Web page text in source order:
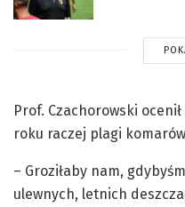
Prof. Czachorowski ocenił
roku raczej plagi
– Groziłaby nam,
ulewnych, letnich